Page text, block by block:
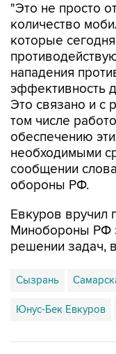
"Это не просто
количество
которые
нападения
эффективность
Это связано и с
том числе
обеспечению
необходимыми
сообщении
обороны РФ.
Евкуров вручил
Минобороны РФ
решении задач,
Сызрань
Юнус-Бек Евкуров